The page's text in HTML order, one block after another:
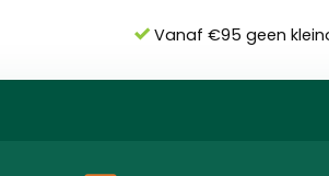
Vanaf €95 geen